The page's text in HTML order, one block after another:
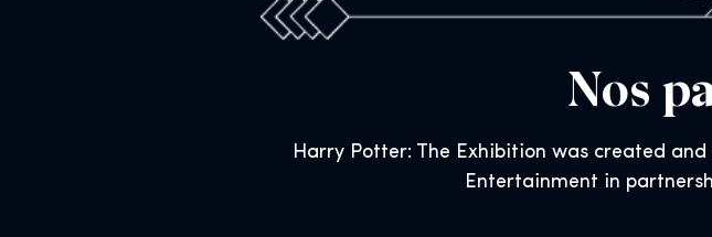
Nos
Harry Potter: The Exhibition was created
Entertainment in